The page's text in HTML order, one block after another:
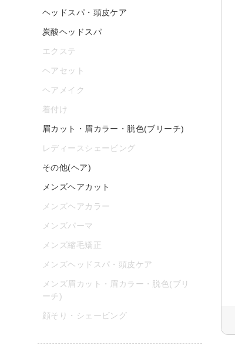
ヘッドスパ・頭皮ケア
炭酸ヘッドスパ
エクステ
ヘアセット
ヘアメイク
着付け
眉カット・眉カラー・脱色(ブリーチ)
レディースシェービング
その他(ヘア)
メンズヘアカット
メンズヘアカラー
メンズパーマ
メンズ縮毛矯正
メンズヘッドスパ・頭皮ケア
メンズ眉カット・眉カラー・脱色(ブリ
ーチ)
顔そり・シェービング